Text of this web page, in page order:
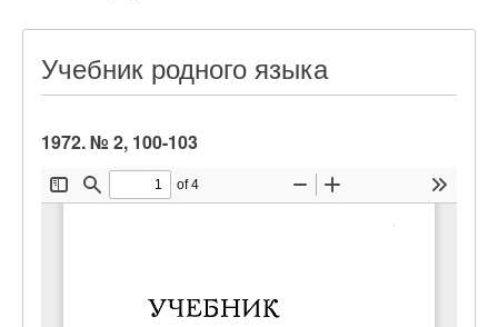
Учебник родного языка
1972. № 2, 100-103